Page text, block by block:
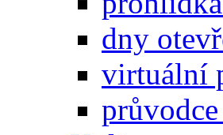
dny
virtuální